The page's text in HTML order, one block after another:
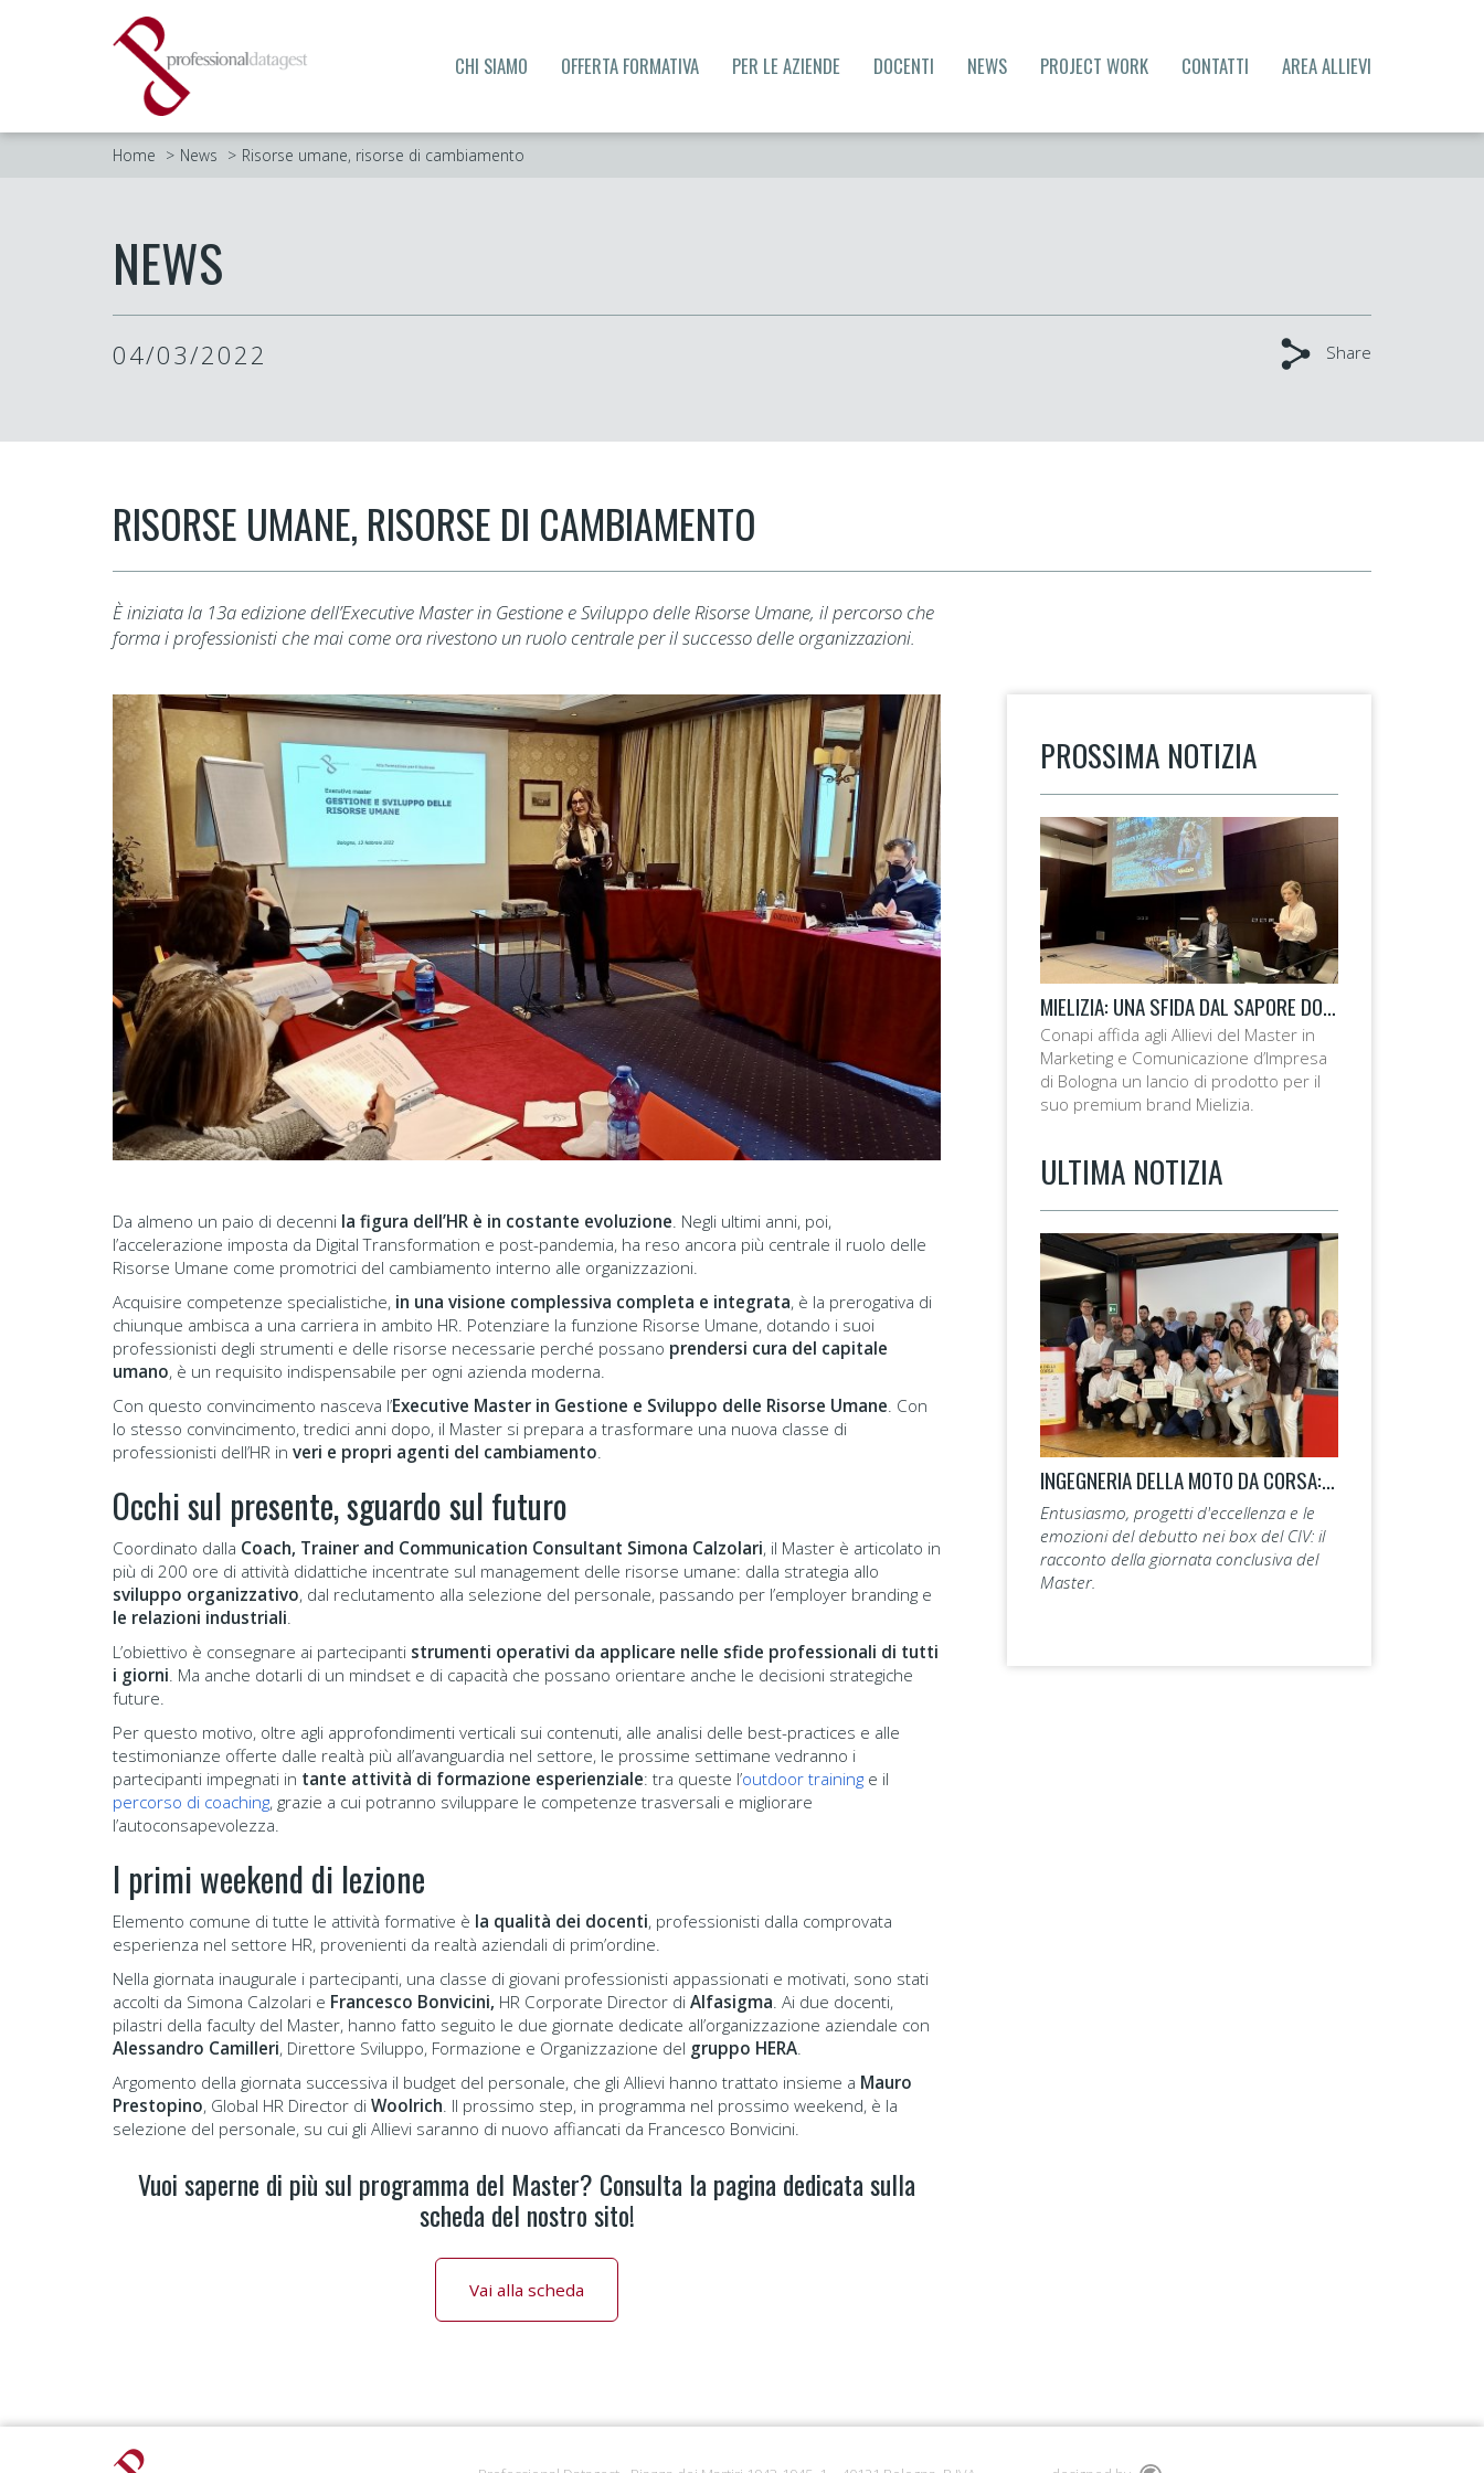
CHI SIAMO OFFERTA FORMATIVA PER LE AZIENDE DOCENTI NEWS PROJECT WORK CONTATTI AREA ALLIEVI
Home News Risorse umane, risorse di cambiamento
NEWS
04/03/2022 Share
RISORSE UMANE, RISORSE DI CAMBIAMENTO
È iniziata la 13a edizione dell’Executive Master in Gestione e Sviluppo delle Risorse Umane, il percorso che
forma i professionisti che mai come ora rivestono un ruolo centrale per il successo delle organizzazioni.
Da almeno un paio di decenni la figura dell’HR è in costante evoluzione . Negli ultimi anni, poi,
l’accelerazione imposta da Digital Transformation e post-pandemia, ha reso ancora più centrale il ruolo delle
Risorse Umane come promotrici del cambiamento interno alle organizzazioni.
Acquisire competenze specialistiche, in una visione complessiva completa e integrata, è la prerogativa di
chiunque ambisca a una carriera in ambito HR. Potenziare la funzione Risorse Umane, dotando i suoi
professionisti degli strumenti e delle risorse necessarie perché possano prendersi cura del capitale
umano, è un requisito indispensabile per ogni azienda moderna.
Con questo convincimento nasceva l’Executive Master in Gestione e Sviluppo delle Risorse Umane . Con
lo stesso convincimento, tredici anni dopo, il Master si prepara a trasformare una nuova classe di
professionisti dell’HR in veri e propri agenti del cambiamento
Occhi sul presente, sguardo sul futuro
Coordinato dalla Coach, Trainer and Communication Consultant Simona Calzolari, il Master è articolato in
più di 200 ore di attività didattiche incentrate sul management delle risorse umane: dalla strategia allo
sviluppo organizzativo, dal reclutamento alla selezione del personale, passando per l’employer branding e
le relazioni industriali
L’obiettivo è consegnare ai partecipanti strumenti operativi da applicare nelle sfide professionali di tutti
i giorni . Ma anche dotarli di un mindset e di capacità che possano orientare anche le decisioni strategiche
future.
Per questo motivo, oltre agli approfondimenti verticali sui contenuti, alle analisi delle best-practices e alle
testimonianze offerte dalle realtà più all’avanguardia nel settore, le prossime settimane vedranno i
partecipanti impegnati in tante attività di formazione esperienziale: tra queste l’outdoor training e il
percorso di coaching, grazie a cui potranno sviluppare le competenze trasversali e migliorare
l’autoconsapevolezza.
I primi weekend di lezione
Elemento comune di tutte le attività formative è la qualità dei docenti, professionisti dalla comprovata
esperienza nel settore HR, provenienti da realtà aziendali di prim’ordine.
Nella giornata inaugurale i partecipanti, una classe di giovani professionisti appassionati e motivati, sono stati
accolti da Simona Calzolari e Francesco Bonvicini, HR Corporate Director di Alfasigma . Ai due docenti,
pilastri della faculty del Master, hanno fatto seguito le due giornate dedicate all’organizzazione aziendale con
Alessandro Camilleri, Direttore Sviluppo, Formazione e Organizzazione del gruppo HERA
Argomento della giornata successiva il budget del personale, che gli Allievi hanno trattato insieme a Mauro
Prestopino, Global HR Director di Woolrich . Il prossimo step, in programma nel prossimo weekend, è la
selezione del personale, su cui gli Allievi saranno di nuovo affiancati da Francesco Bonvicini.
Vuoi saperne di più sul programma del Master? Consulta la pagina dedicata sulla
scheda del nostro sito!
Vai alla scheda
PROSSIMA NOTIZIA
MIELIZIA: UNA SFIDA DAL SAPORE DOLCE
Conapi affida agli Allievi del Master in
Marketing e Comunicazione d’Impresa
di Bologna un lancio di prodotto per il
suo premium brand Mielizia.
ULTIMA NOTIZIA
INGEGNERIA DELLA MOTO DA CORSA: LA 14ª EDIZIONE TAGLIA IL TRAGUARDO.
Entusiasmo, progetti d'eccellenza e le
emozioni del debutto nei box del CIV: il
racconto della giornata conclusiva del
Master.